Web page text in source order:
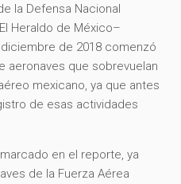
la Defensa Nacional
Heraldo de México–
de 2018 comenzó
aeronaves que sobrevuelan
mexicano, ya que antes
de esas actividades
en el reporte, ya
de la Fuerza Aérea